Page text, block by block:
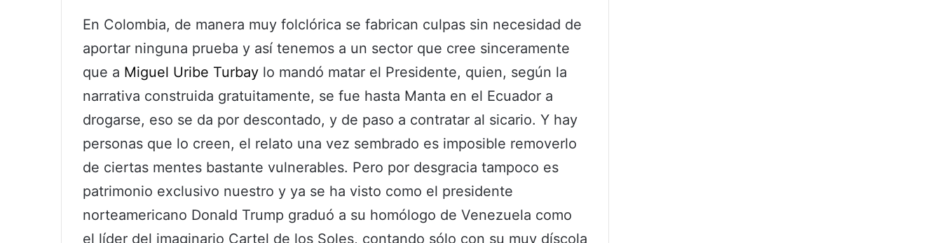
En Colombia, de manera muy folclórica se fabrican culpas sin necesidad de
aportar ninguna prueba y así tenemos a un sector que cree sinceramente
que a Miguel Uribe Turbay lo mandó matar el Presidente, quien, según la
narrativa construida gratuitamente, se fue hasta Manta en el Ecuador a
drogarse, eso se da por descontado, y de paso a contratar al sicario. Y hay
personas que lo creen, el relato una vez sembrado es imposible removerlo
de ciertas mentes bastante vulnerables. Pero por desgracia tampoco es
patrimonio exclusivo nuestro y ya se ha visto como el presidente
norteamericano Donald Trump graduó a su homólogo de Venezuela como
el líder del imaginario Cartel de los Soles, contando sólo con su muy díscola